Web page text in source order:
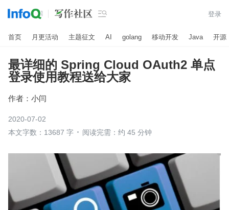
 登录
首页 月更活动 主题征文 AI golang 移动开发 Java 开源
最详细的 Spring Cloud OAuth2 单点
登录使用教程送给大家
作者： 小闫
2020-07-02
本文字数：13687 字
阅读完需：约 45 分钟